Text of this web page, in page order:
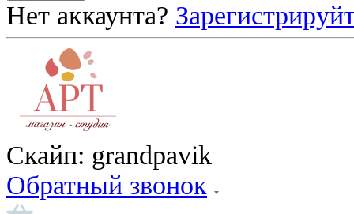
Нет аккаунта?
Скайп: grandpavik
Обратный звонок